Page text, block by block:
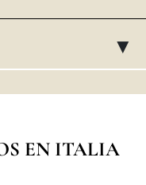
POLSKI
▸
EN ITALIA